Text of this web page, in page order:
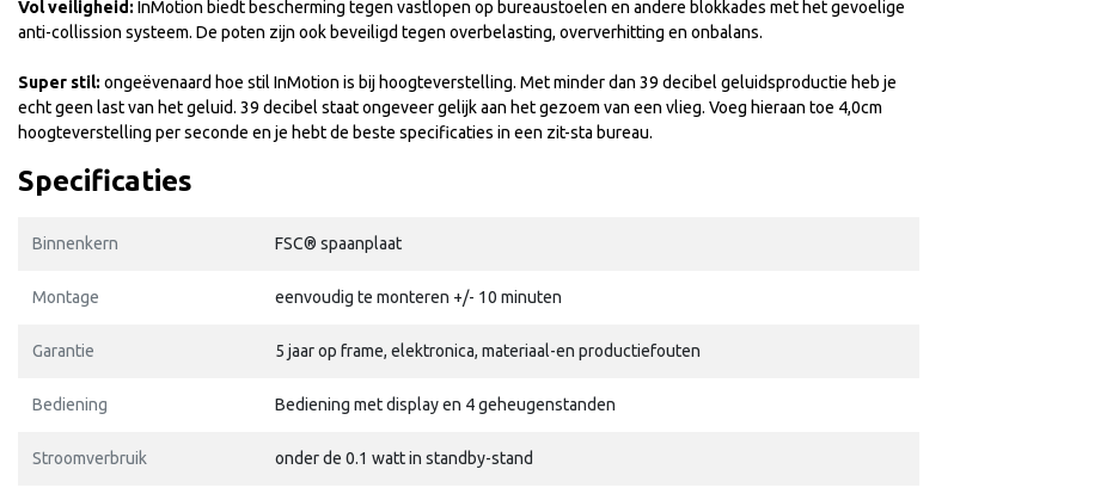
Vol veiligheid: InMotion biedt bescherming tegen vastlopen op bureaustoelen en andere blokkades met het gevoelige
anti-collission systeem. De poten zijn ook beveiligd tegen overbelasting, oververhitting en onbalans.
Super stil: ongeëvenaard hoe stil InMotion is bij hoogteverstelling. Met minder dan 39 decibel geluidsproductie heb je
echt geen last van het geluid. 39 decibel staat ongeveer gelijk aan het gezoem van een vlieg. Voeg hieraan toe 4,0cm
hoogteverstelling per seconde en je hebt de beste specificaties in een zit-sta bureau.
Specificaties
Binnenkern FSC® spaanplaat
Montage eenvoudig te monteren +/- 10 minuten
Garantie 5 jaar op frame, elektronica, materiaal-en productiefouten
Bediening Bediening met display en 4 geheugenstanden
Stroomverbruik onder de 0.1 watt in standby-stand